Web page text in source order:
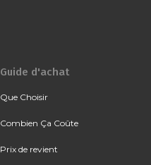
Guide d'achat
Que Choisir
Combien Ça Coûte
Prix de revient